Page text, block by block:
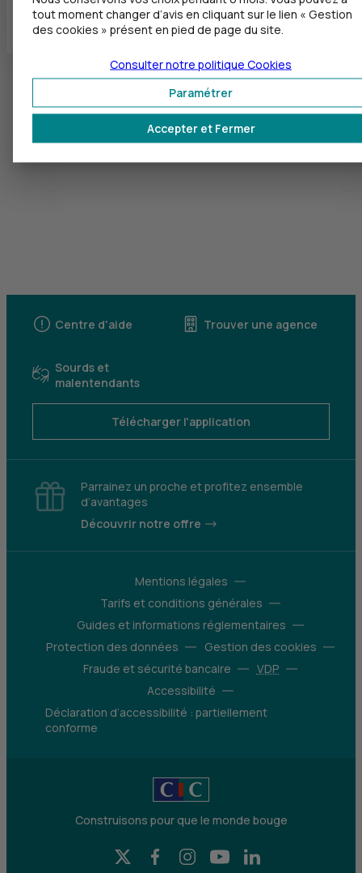
Tous les départements
Centre d'aide Trouver une agence
Sourds et
malentendants
Télécharger l'application
Parrainez un proche et profitez ensemble
d’avantages
Découvrir notre offre
Mentions légales
Tarifs et conditions générales
Guides et informations réglementaires
Protection des données
Gestion des cookies
Fraude et sécurité bancaire
VDP
Accessibilité
Déclaration d’accessibilité : partiellement
conforme
Construisons pour que le monde bouge
X (Twitter) - CIC
Facebook - CIC
Instagram - CIC
YouTube - CIC
tout moment changer d’avis en cliquant sur le lien « Gestion
des cookies » présent en pied de page du site.
Accepter et Fermer
Paramétrer
Consulter notre politique Cookies